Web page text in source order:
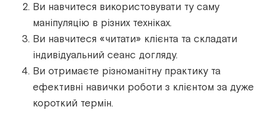
Ви навчитеся використовувати ту саму
маніпуляцію в різних техніках.
Ви навчитеся «читати» клієнта та складати
індивідуальний сеанс догляду.
Ви отримаєте різноманітну практику та
ефективні навички роботи з клієнтом за дуже
короткий термін.